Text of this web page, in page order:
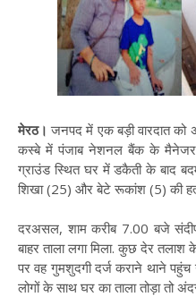
मेरठ। जनपद में एक बड़ी वारदात को
कस्बे में पंजाब नेशनल बैंक के मैनेजर
ग्राउंड स्थित घर में डकैती के बाद
शिखा (25) और बेटे रूकांश (5) की
दरअसल, शाम करीब 7.00 बजे
बाहर ताला लगा मिला. कुछ देर
पर वह गुमशुदगी दर्ज कराने थाने पहुंच
लोगों के साथ घर का ताला तोड़ा तो